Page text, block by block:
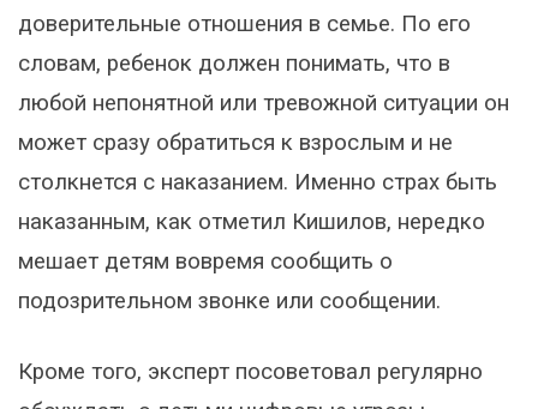
доверительные отношения в семье. По его
словам, ребенок должен понимать, что в
любой непонятной или тревожной ситуации он
может сразу обратиться к взрослым и не
столкнется с наказанием. Именно страх быть
наказанным, как отметил Кишилов, нередко
мешает детям вовремя сообщить о
подозрительном звонке или сообщении.
Кроме того, эксперт посоветовал регулярно